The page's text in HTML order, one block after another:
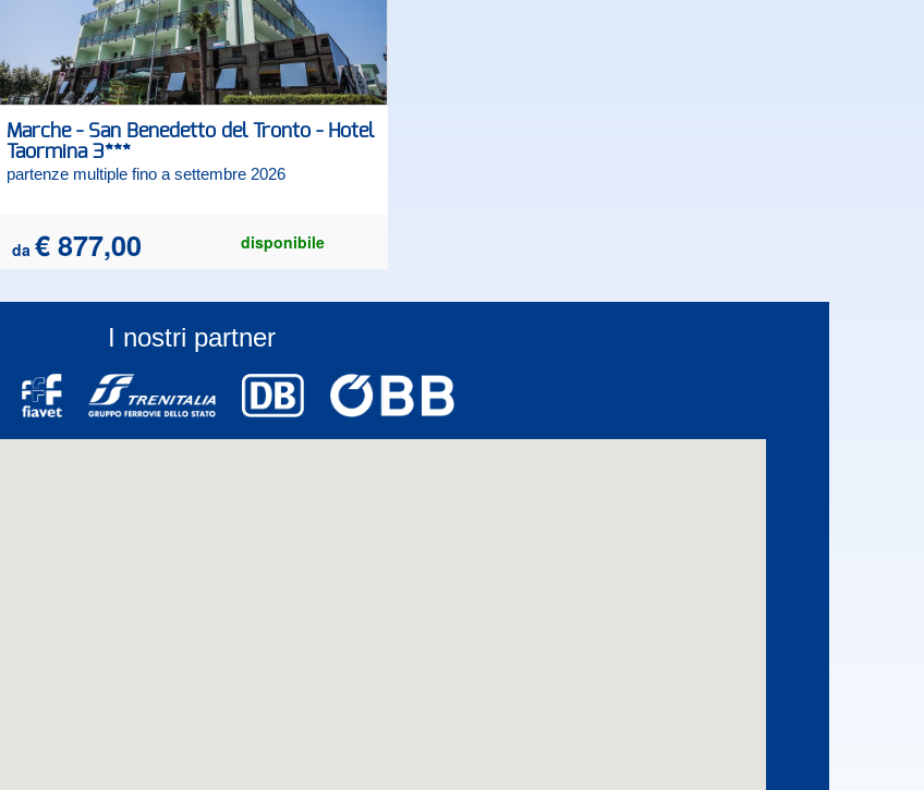
Marche - San Benedetto del Tronto - Hotel
Taormina 3***
partenze multiple fino a settembre 2026
da € 877,00 disponibile
I nostri partner